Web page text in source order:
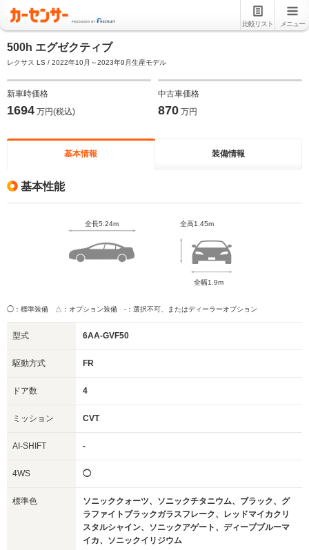
比較リスト メニュー
500h エグゼクティブ
レクサス LS / 2022年10月～2023年9月生産モデル
新車時価格
1694 万円(税込)
中古車価格
870 万円
基本情報 装備情報
基本性能
全長5.24m 全高1.45m
全幅1.9m
◯：標準装備 △：オプション装備 -：選択不可、またはディーラーオプション
型式 6AA-GVF50
駆動方式 FR
ドア数 4
ミッション CVT
AI-SHIFT -
4WS ◯
標準色
ソニッククォーツ、ソニックチタニウム、ブラック、グ
ラファイトブラックガラスフレーク、レッドマイカクリ
スタルシャイン、ソニックアゲート、ディープブルーマ
イカ、ソニックイリジウム